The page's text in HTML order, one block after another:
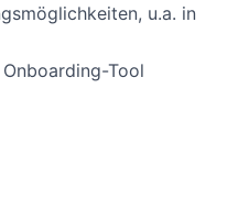
u.a. in
Tool